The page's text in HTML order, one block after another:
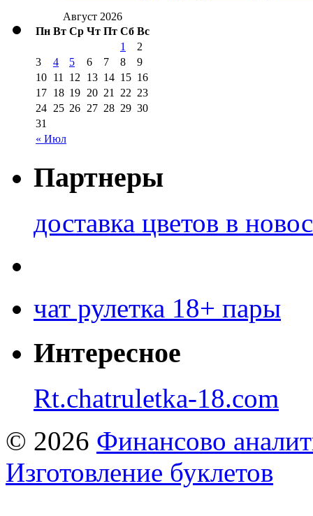
Август 2026
Пн Вт Ср Чт Пт Сб Вс
« Июл
1
2
3
4 5 6 7 8
9
10 11 12 13 14 15 16
17 18 19 20 21 22 23
24 25 26 27 28 29 30
31
Партнеры
доставка цветов в
чат рулетка 18+ пары
Интересное
Rt.chatruletka-18.com
© 2026 Финансово
Изготовление буклетов